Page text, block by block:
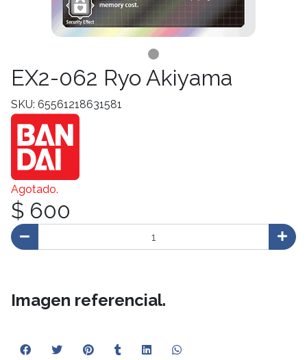
EX2-062 Ryo Akiyama
SKU: 65561218631581
Agotado.
$ 600
Imagen referencial.